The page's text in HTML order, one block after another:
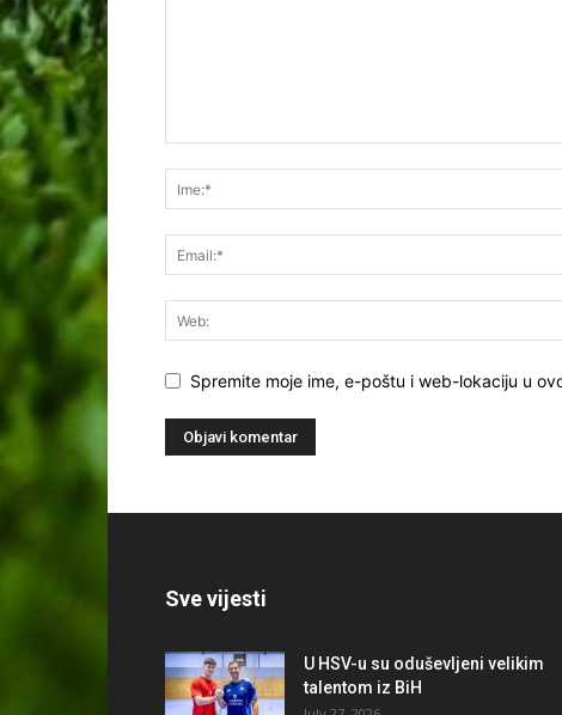
Spremite moje ime, e-poštu i web-lokaciju u
Sve vijesti
U HSV-u su oduševljeni velikim
talentom iz BiH